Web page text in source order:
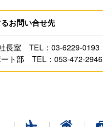
お問い合せ先
長室 TEL：03-6229-0193
ト部 TEL：053-472-2946